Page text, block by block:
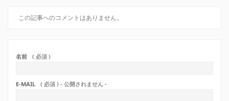
この記事へのコメントはありません。
名前 ( 必須 )
E-MAIL ( 必須 ) - 公開されません -